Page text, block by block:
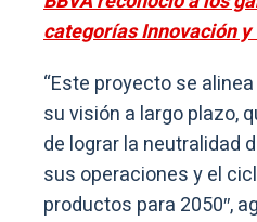
categorías Innovación
“Este proyecto se
su visión a largo plazo,
de lograr la neutralidad
sus operaciones y el
productos para 2050″,